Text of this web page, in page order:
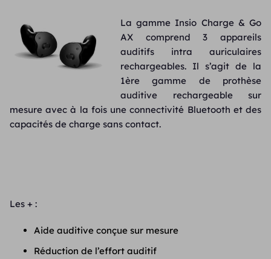
La gamme Insio Charge & Go
AX comprend 3 appareils
auditifs intra auriculaires
rechargeables. Il s’agit de la
1ère gamme de prothèse
auditive rechargeable sur
mesure avec à la fois une connectivité Bluetooth et des
capacités de charge sans contact.
Les + :
Aide auditive conçue sur mesure
Réduction de l’effort auditif